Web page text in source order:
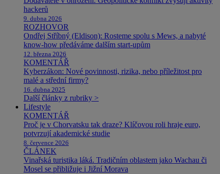
hackerů
9. dubna 2026
ROZHOVOR
Ondřej Stříbný (Eldison): Rosteme spolu s Mews, a nabyté
know-how předáváme dalším start-upům
12. března 2026
KOMENTÁŘ
Kyberzákon: Nové povinnosti, rizika, nebo příležitost pro
malé a střední firmy?
16. dubna 2025
Další články z rubriky >
Lifestyle
KOMENTÁŘ
Proč je v Chorvatsku tak draze? Klíčovou roli hraje euro,
potvrzují akademické studie
8. července 2026
ČLÁNEK
Vinařská turistika láká. Tradičním oblastem jako Wachau či
Mosel se přibližuje i Jižní Morava